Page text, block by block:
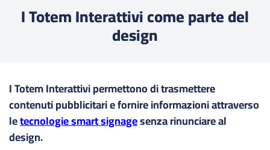
I Totem Interattivi come parte del
design
I Totem Interattivi permettono di trasmettere
contenuti pubblicitari e fornire informazioni attraverso
letecnologie smart signagesenza rinunciare al
design.